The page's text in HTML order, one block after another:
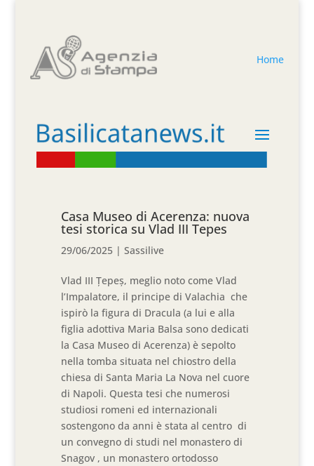
Home
Casa Museo di Acerenza: nuova
tesi storica su Vlad III Tepes
29/06/2025 |Sassilive
Vlad III Țepeș, meglio noto come Vlad
l’Impalatore, il principe di Valachia che
ispirò la figura di Dracula (a lui e alla
figlia adottiva Maria Balsa sono dedicati
la Casa Museo di Acerenza) è sepolto
nella tomba situata nel chiostro della
chiesa di Santa Maria La Nova nel cuore
di Napoli. Questa tesi che numerosi
studiosi romeni ed internazionali
sostengono da anni è stata al centro di
un convegno di studi nel monastero di
Snagov , un monastero ortodosso